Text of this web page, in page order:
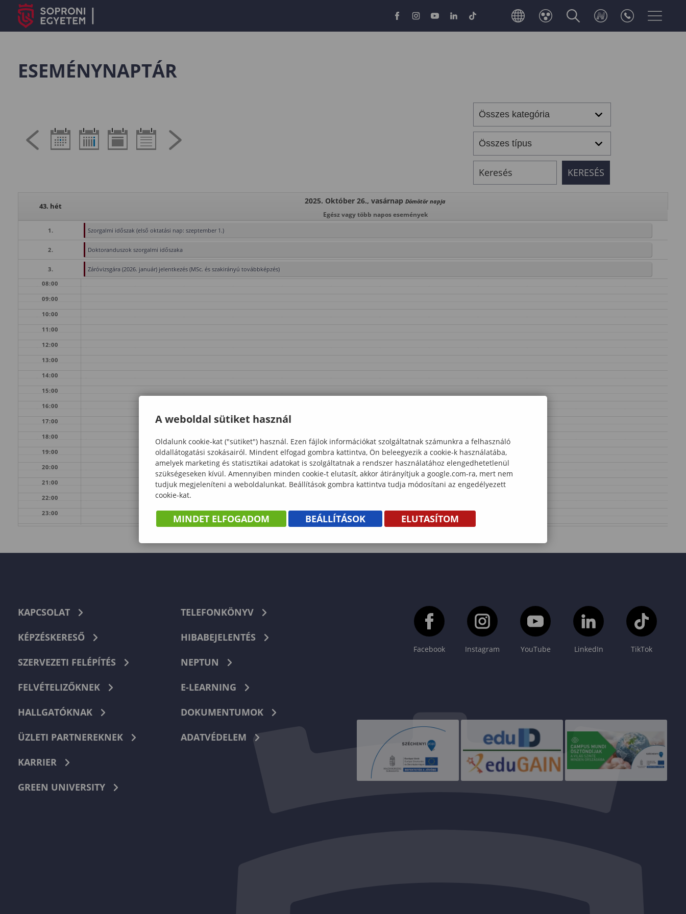
ESEMÉNYNAPTÁR
43. hét
2025. Október 26., vasárnap Dömötör napja
Egész vagy több napos események
1. Szorgalmi időszak (első oktatási nap: szeptember 1.)
2. Doktoranduszok szorgalmi időszaka
3.
Záróvizsgára (2026. január) jelentkezés (MSc. és szakirányú továbbképzés)
08:00
09:00
10:00
11:00
12:00
13:00
14:00
15:00
16:00
17:00
18:00
19:00
20:00
21:00
22:00
23:00
KAPCSOLAT
KÉPZÉSKERESŐ
SZERVEZETI FELÉPÍTÉS
FELVÉTELIZŐKNEK
HALLGATÓKNAK
ÜZLETI PARTNEREKNEK
KARRIER
GREEN UNIVERSITY
TELEFONKÖNYV
HIBABEJELENTÉS
NEPTUN
E-LEARNING
DOKUMENTUMOK
ADATVÉDELEM
Facebook Instagram YouTube LinkedIn TikTok
A weboldal sütiket használ
Oldalunk cookie-kat ("sütiket") használ. Ezen fájlok információkat szolgáltatnak számunkra a felhasználó
oldallátogatási szokásairól. Mindent elfogad gombra kattintva, Ön beleegyezik a cookie-k használatába,
amelyek marketing és statisztikai adatokat is szolgáltatnak a rendszer használatához elengedhetetlenül
szükségeseken kívül. Amennyiben minden cookie-t elutasít, akkor átirányítjuk a google.com-ra, mert nem
tudjuk megjeleníteni a weboldalunkat. Beállítások gombra kattintva tudja módosítani az engedélyezett
cookie-kat.
MINDET ELFOGADOM BEÁLLÍTÁSOK ELUTASÍTOM